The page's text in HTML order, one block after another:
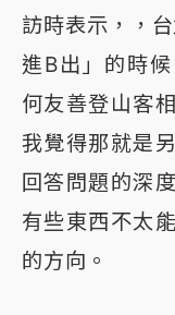
訪時表示，，
進B出」的時
何友善登山客
我覺得那就是
回答問題的深
有些東西不太
的方向。